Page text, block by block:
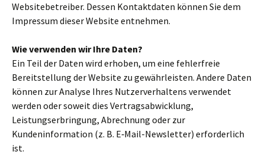
Websitebetreiber. Dessen Kontaktdaten können Sie dem
Impressum dieser Website ent­neh­men.
Wie ver­wen­den wir Ihre Daten?
Ein Teil der Daten wird erho­ben, um eine feh­ler­freie
Bereitstellung der Website zu gewähr­lei­sten. Andere Daten
können zur Analyse Ihres Nutzerverhaltens ver­wen­det
werden oder soweit dies Vertragsabwicklung,
Leistungserbringung, Abrechnung oder zur
Kundeninformation (z. B. E‑Mail-Newsletter) erfor­der­lich
ist.